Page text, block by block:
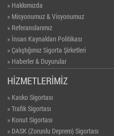
» Hakkımızda
» Misyonumuz & Visyonumuz
» Referanslarımız
» İnsan Kaynakları Politikası
» Çalıştığımız Sigorta Şirketleri
» Haberler & Duyurular
» Video Galeri
HİZMETLERİMİZ
» Kasko Sigortası
» Trafik Sigortası
» Konut Sigortası
» DASK (Zorunlu Deprem) Sigortası